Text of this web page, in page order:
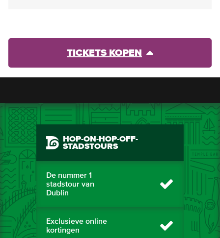
TICKETS KOPEN
HOP-ON-HOP-OFF-
STADSTOURS
De nummer 1
stadstour van
Dublin
Exclusieve online
kortingen